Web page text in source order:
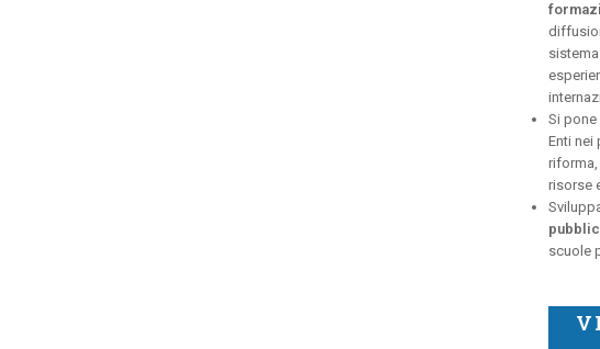
Si
Enti nei
risorse
scuole